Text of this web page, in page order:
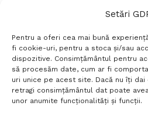
Setări
Pentru a oferi cea mai bună
fi cookie-uri, pentru a stoca și/sau
dispozitive. Consimțământul pentru
să procesăm date, cum ar fi
uri unice pe acest site. Dacă nu îți
retragi consimțământul dat poate
unor anumite funcționalități și funcții.
Termeni si conditii
Politică
Politica cookies
Setări